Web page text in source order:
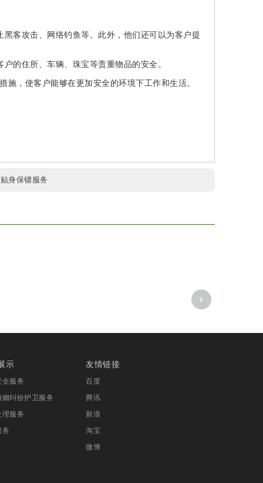
客攻击、网络钓鱼等。此外，他们还可以为客户提
的住所、车辆、珠宝等贵重物品的安全。
，使客户能够在更加安全的环境下工作和生活。
贴身保镖服务
示
全服务
姻纠纷护卫服务
理服务
务
友情链接
百度
腾讯
新浪
淘宝
微博